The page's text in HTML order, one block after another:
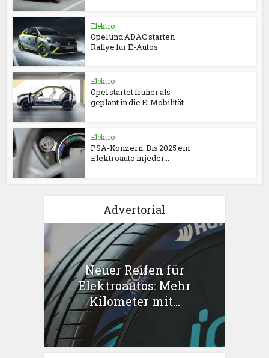
Elektro
Opel und ADAC starten
Rallye für E-Autos
Elektro
Opel startet früher als
geplant in die E-Mobilität
Elektro
PSA-Konzern: Bis 2025 ein
Elektroauto in jeder...
Advertorial
Neuer Reifen für
Elektroautos: Mehr
Kilometer mit...